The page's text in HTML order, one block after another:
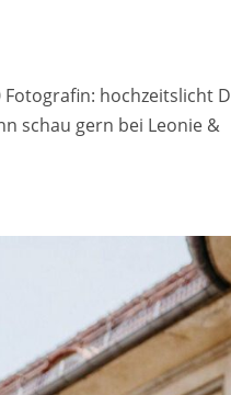
hochzeitslicht
schau gern bei Leonie &